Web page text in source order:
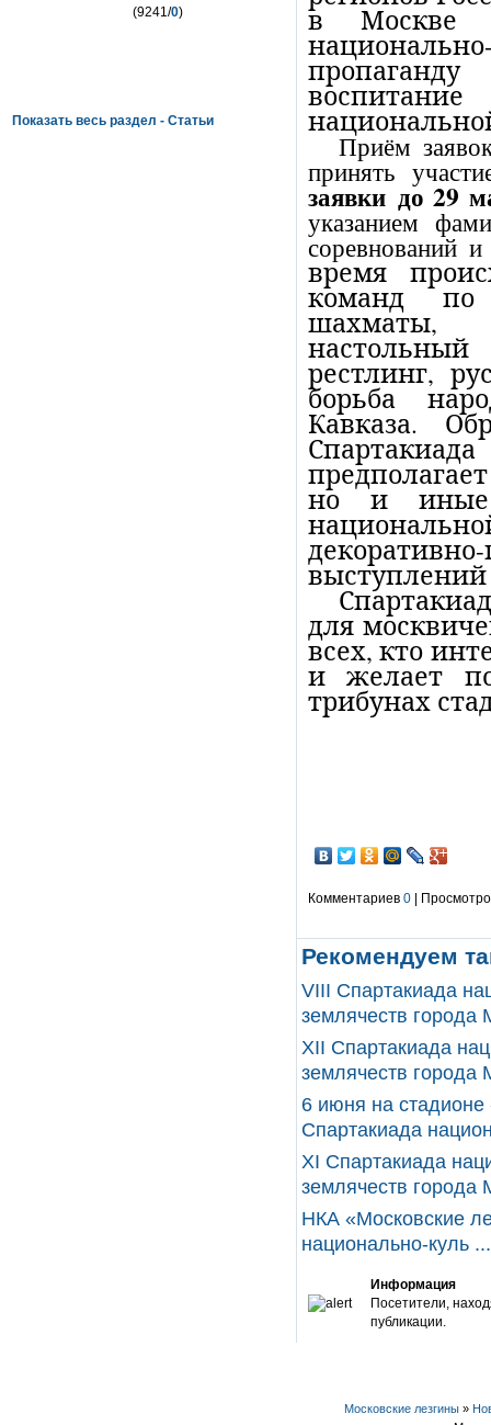
в Москве
Приём
принять
заявки до 29
указанием
соревнований
время
команд по
шахматы,
рестлинг,
борьба
Кавказа.
но и иные
выступлений
для
всех, кто
и желает
трибунах
Комментариев 0 |
Рекомендуем
VIII Спартакиада
землячеств города
XII Cпартакиада
землячеств города
6 июня на стадионе
Спартакиада
XI Cпартакиада
землячеств города
НКА «Московские
национально-куль ...
Информация
Посетители,
публикации.
Московские лезгины »
(9241/0)
Показать весь раздел - Статьи